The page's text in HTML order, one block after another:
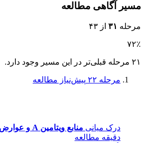
مسیر آگاهی مطالعه
مرحله ۳۱ از ۴۳
۷۲٪
۲۱ مرحله قبلی‌تر در این مسیر وجود دارد.
مرحله ۲۲ پیش‌نیاز مطالعه
درک میانی منابع ویتامین A و عوارض کمبود آن در بدن
دقیقه مطالعه